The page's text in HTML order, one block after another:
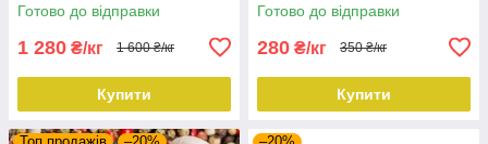
Готово до відправки
1 280 ₴/кг 1 600 ₴/кг
Купити
Готово до відправки
280 ₴/кг 350 ₴/кг
Купити